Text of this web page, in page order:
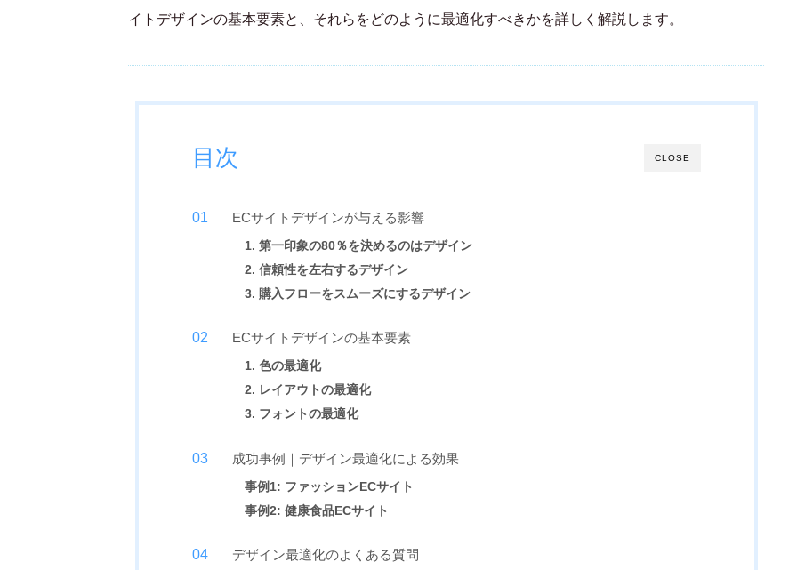
イトデザインの基本要素と、それらをどのように最適化すべきかを詳しく解説します。
CLOSE
目次
ECサイトデザインが与える影響
1. 第一印象の80％を決めるのはデザイン
2. 信頼性を左右するデザイン
3. 購入フローをスムーズにするデザイン
ECサイトデザインの基本要素
1. 色の最適化
2. レイアウトの最適化
3. フォントの最適化
成功事例｜デザイン最適化による効果
事例1: ファッションECサイト
事例2: 健康食品ECサイト
デザイン最適化のよくある質問